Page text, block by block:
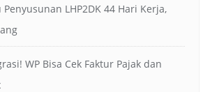
Penyusunan LHP2DK 44 Hari Kerja,
WP Bisa Cek Faktur Pajak dan